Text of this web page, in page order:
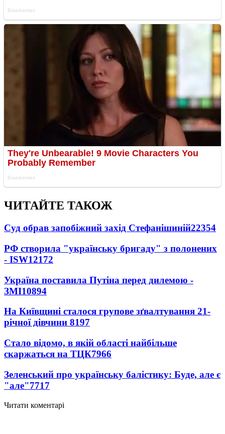
ЧИТАЙТЕ ТАКОЖ
Суд обрав запобіжний захід Стефанішиній22354
РФ створила "українську бригаду" з полонених
- ISW12172
Україна поставила Путіна перед дилемою -
ЗМІ10894
На Київщині сталося групове зґвалтування 21-
річної дівчини 8197
Стало відомо, в якій області найбільше
скаржаться на ТЦК7966
Зеленський про українську балістику: Буде, але є
"але"7717
Читати коментарі